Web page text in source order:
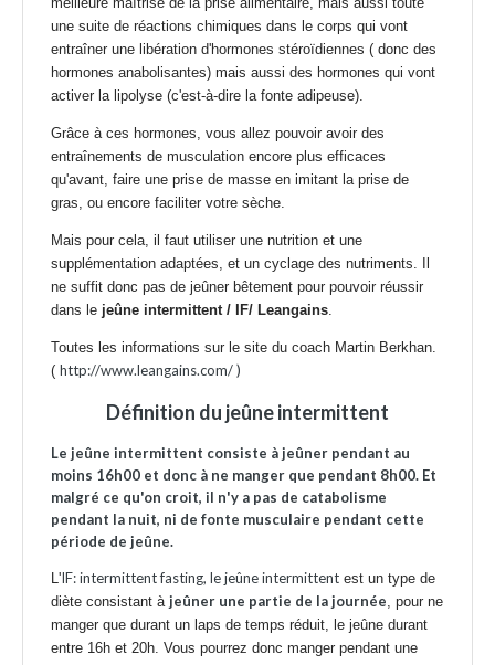
une suite de réactions chimiques dans le corps qui vont
entraîner une libération d'hormones stéroïdiennes ( donc des
hormones anabolisantes) mais aussi des hormones qui vont
activer la lipolyse (c'est-à-dire la fonte adipeuse).
Grâce à ces hormones, vous allez pouvoir avoir des
entraînements de musculation encore plus efficaces
qu'avant, faire une prise de masse en imitant la prise de
gras, ou encore faciliter votre sèche.
Mais pour cela, il faut utiliser une nutrition et une
supplémentation adaptées, et un cyclage des nutriments. Il
ne suffit donc pas de jeûner bêtement pour pouvoir réussir
dans le jeûne intermittent / IF/ Leangains.
Toutes les informations sur le site du coach Martin Berkhan.
( http://www.leangains.com/ )
Définition du jeûne intermittent
Le jeûne intermittent consiste à jeûner pendant au
moins 16h00 et donc à ne manger que pendant 8h00. Et
malgré ce qu'on croit, il n'y a pas de catabolisme
pendant la nuit, ni de fonte musculaire pendant cette
période de jeûne.
L'IF: intermittent fasting, le jeûne intermittent est un type de
diète consistant à jeûner une partie de la journée, pour ne
manger que durant un laps de temps réduit, le jeûne durant
entre 16h et 20h. Vous pourrez donc manger pendant une